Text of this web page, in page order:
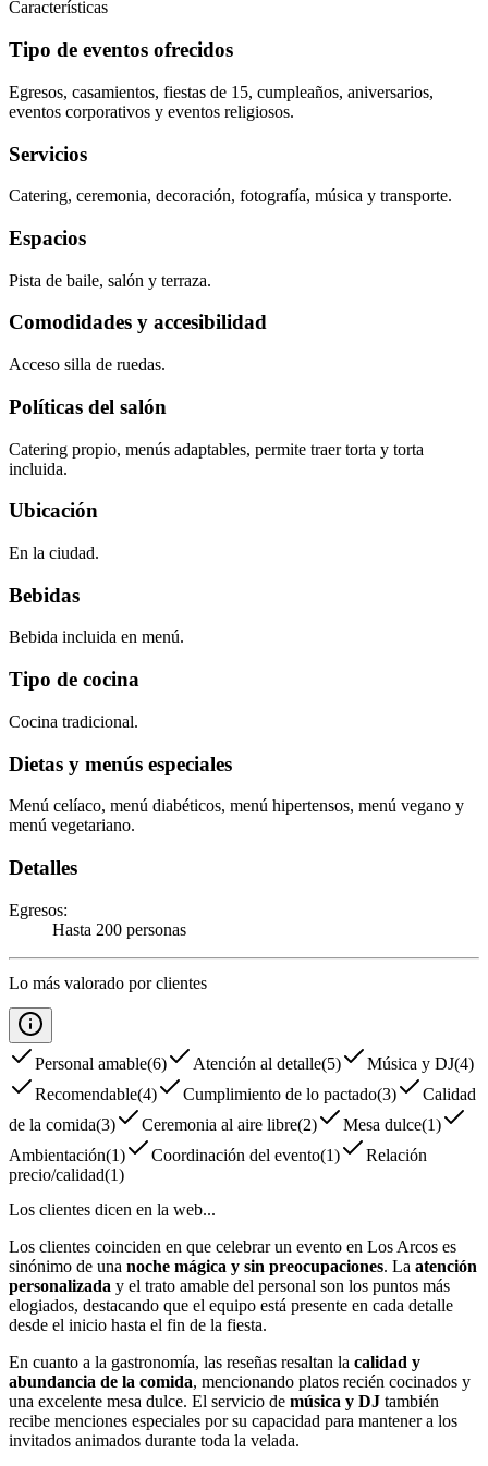
Características
Tipo de eventos ofrecidos
Egresos, casamientos, fiestas de 15, cumpleaños, aniversarios,
eventos corporativos y eventos religiosos.
Servicios
Catering, ceremonia, decoración, fotografía, música y transporte.
Espacios
Pista de baile, salón y terraza.
Comodidades y accesibilidad
Acceso silla de ruedas.
Políticas del salón
Catering propio, menús adaptables, permite traer torta y torta
incluida.
Ubicación
En la ciudad.
Bebidas
Bebida incluida en menú.
Tipo de cocina
Cocina tradicional.
Dietas y menús especiales
Menú celíaco, menú diabéticos, menú hipertensos, menú vegano y
menú vegetariano.
Detalles
Egresos:
Hasta 200 personas
Lo más valorado por clientes
Personal amable(6) Atención al detalle(5) Música y DJ(4)
Recomendable(4) Cumplimiento de lo pactado(3)
Calidad
de la comida(3) Ceremonia al aire libre(2) Mesa dulce(1)
Ambientación(1) Coordinación del evento(1)
Relación
precio/calidad(1)
Los clientes dicen en la web...
Los clientes coinciden en que celebrar un evento en Los Arcos es
sinónimo de una noche mágica y sin preocupaciones. La atención
personalizada y el trato amable del personal son los puntos más
elogiados, destacando que el equipo está presente en cada detalle
desde el inicio hasta el fin de la fiesta.
En cuanto a la gastronomía, las reseñas resaltan la calidad y
abundancia de la comida, mencionando platos recién cocinados y
una excelente mesa dulce. El servicio de música y DJ también
recibe menciones especiales por su capacidad para mantener a los
invitados animados durante toda la velada.